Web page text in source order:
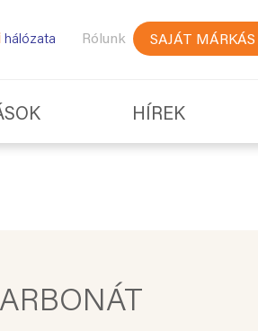
hálózata Rólunk SAJÁT
HÍREK